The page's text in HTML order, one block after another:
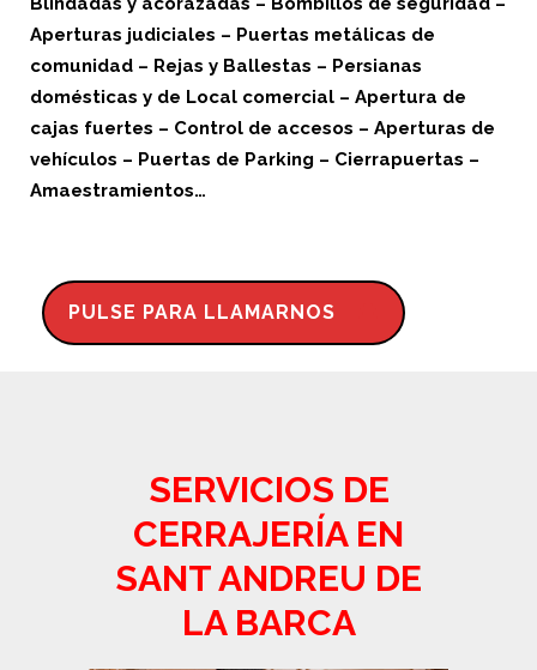
Aperturas judiciales – Puertas metálicas de
comunidad – Rejas y Ballestas – Persianas
domésticas y de Local comercial – Apertura de
cajas fuertes – Control de accesos – Aperturas de
vehículos – Puertas de Parking – Cierrapuertas –
Amaestramientos…
PULSE PARA LLAMARNOS
SERVICIOS DE
CERRAJERÍA EN
SANT ANDREU DE
LA BARCA